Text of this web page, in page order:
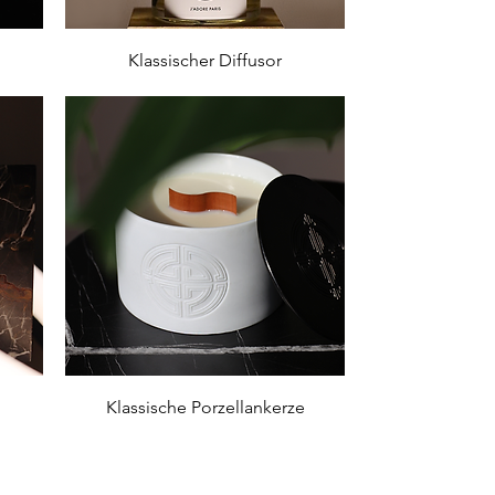
Schnellansicht
Klassischer Diffusor
Schnellansicht
Klassische Porzellankerze